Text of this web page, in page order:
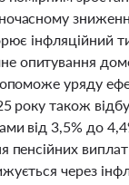
інфляційний
опитування
уряду
також
від 3,5% до
пенсійних
через